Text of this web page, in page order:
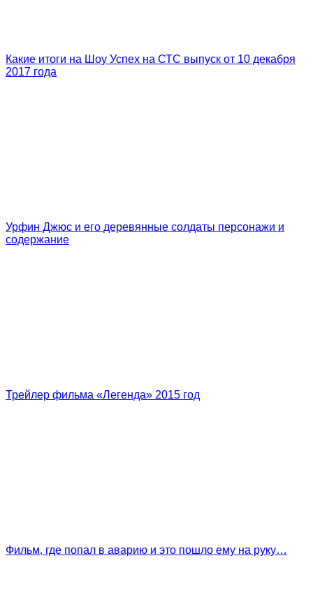
Какие итоги на Шоу Успех на СТС выпуск от 10 декабря
2017 года
Урфин Джюс и его деревянные солдаты персонажи и
содержание
Трейлер фильма «Легенда» 2015 год
Фильм, где попал в аварию и это пошло ему на руку…